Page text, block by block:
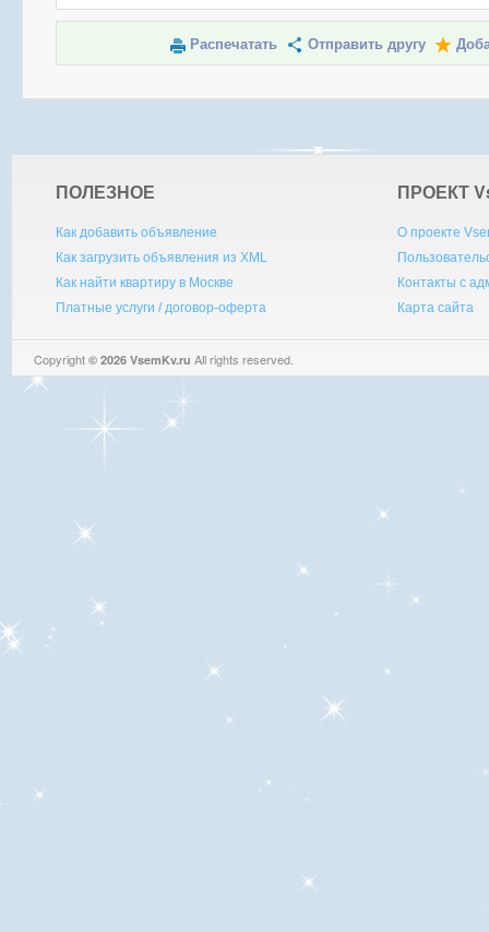
Распечатать Отправить другу
ПОЛЕЗНОЕ
Как добавить объявление
Как загрузить объявления из XML
Как найти квартиру в Москве
Платные услуги / договор-оферта
ПРОЕКТ V
О проекте
Контакты с
Карта сайта
Copyright © 2026 VsemKv.ru All rights reserved.